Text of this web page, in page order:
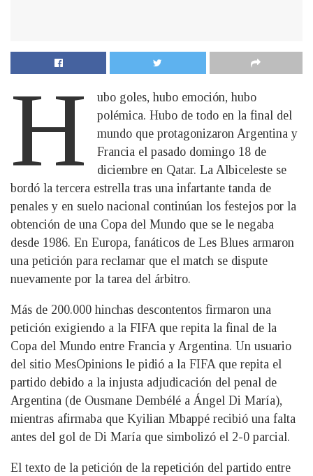
H
ubo goles, hubo emoción, hubo
polémica. Hubo de todo en la final del
mundo que protagonizaron Argentina y
Francia el pasado domingo 18 de
diciembre en Qatar. La Albiceleste se
bordó la tercera estrella tras una infartante tanda de
penales y en suelo nacional continúan los festejos por la
obtención de una Copa del Mundo que se le negaba
desde 1986. En Europa, fanáticos de Les Blues armaron
una petición para reclamar que el match se dispute
nuevamente por la tarea del árbitro.
Más de 200.000 hinchas descontentos firmaron una
petición exigiendo a la FIFA que repita la final de la
Copa del Mundo entre Francia y Argentina. Un usuario
del sitio MesOpinions le pidió a la FIFA que repita el
partido debido a la injusta adjudicación del penal de
Argentina (de Ousmane Dembélé a Ángel Di María),
mientras afirmaba que Kyilian Mbappé recibió una falta
antes del gol de Di María que simbolizó el 2-0 parcial.
El texto de la petición de la repetición del partido entre